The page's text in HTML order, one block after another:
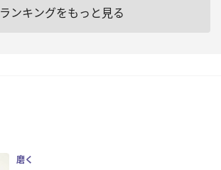
ランキングをもっと見る
磨く